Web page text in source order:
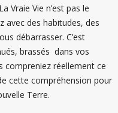
Vraie Vie n’est pas le
avec des habitudes, des
débarrasser. C’est
brassés dans vos
compreniez réellement ce
cette compréhension pour
Terre.